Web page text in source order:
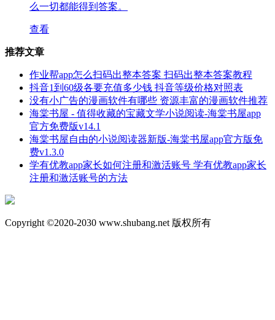
么一切都能得到答案。
查看
推荐文章
作业帮app怎么扫码出整本答案 扫码出整本答案教程
抖音1到60级各要充值多少钱 抖音等级价格对照表
没有小广告的漫画软件有哪些 资源丰富的漫画软件推荐
海棠书屋 - 值得收藏的宝藏文学小说阅读-海棠书屋app
官方免费版v14.1
海棠书屋自由的小说阅读器新版-海棠书屋app官方版免
费v1.3.0
学有优教app家长如何注册和激活账号 学有优教app家长
注册和激活账号的方法
Copyright ©2020-2030 www.shubang.net 版权所有